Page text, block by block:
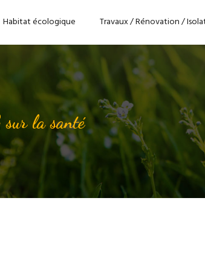
Habitat écologique Travaux / Rénovation /
sur la santé